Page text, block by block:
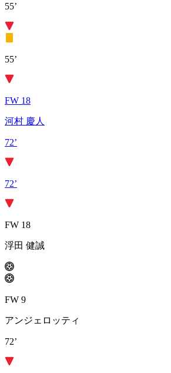
55’
55’
FW 18
河村 慶人
72’
72’
FW 18
浮田 健誠
FW 9
アンジェロッティ
72’